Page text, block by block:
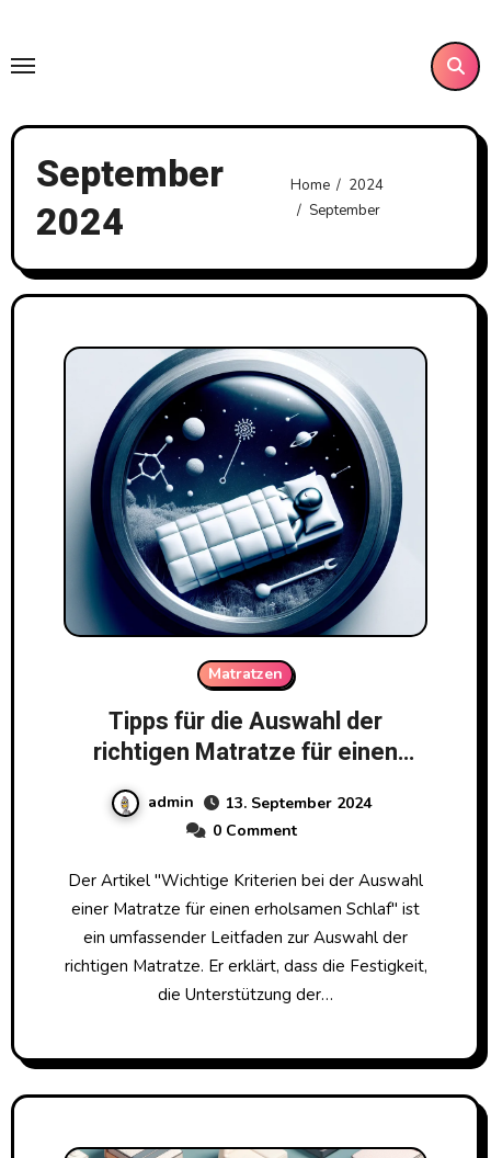
content
September
2024
Home
2024
September
Matratzen
Tipps für die Auswahl der
richtigen Matratze für einen
admin
13. September 2024
0 Comment
Der Artikel "Wichtige Kriterien bei der Auswahl
einer Matratze für einen erholsamen Schlaf" ist
ein umfassender Leitfaden zur Auswahl der
richtigen Matratze. Er erklärt, dass die Festigkeit,
die Unterstützung der…